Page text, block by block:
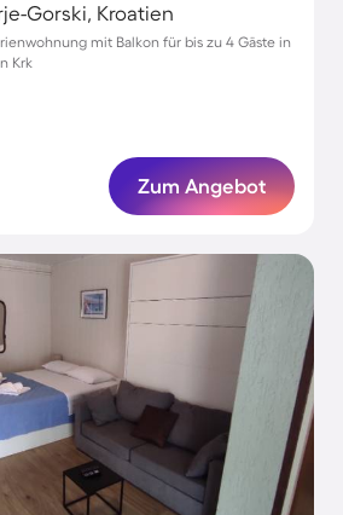
Gorski, Kroatien
mit Balkon für bis zu 4 Gäste in
Krk
Zum Angebot